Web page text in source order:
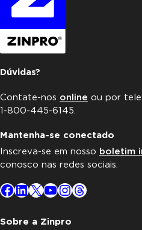
Dúvidas?
Contate-nos online ou por
1-800-445-6145.
Mantenha-se conectado
Inscreva-se em nosso boletim
conosco nas redes sociais.
Facebook
LinkedIn
X YouTube
Instagram
Threads
Sobre a Zinpro